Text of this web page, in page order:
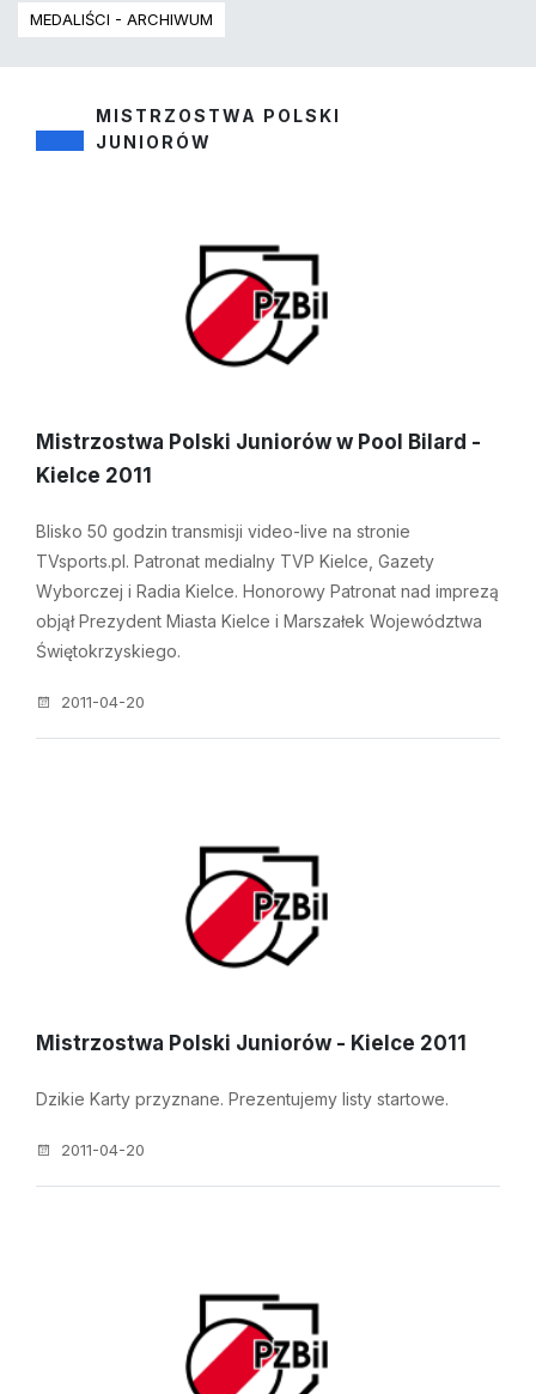
MEDALIŚCI - ARCHIWUM
MISTRZOSTWA POLSKI
JUNIORÓW
Mistrzostwa Polski Juniorów w Pool Bilard -
Kielce 2011
Blisko 50 godzin transmisji video-live na stronie
TVsports.pl. Patronat medialny TVP Kielce, Gazety
Wyborczej i Radia Kielce. Honorowy Patronat nad imprezą
objął Prezydent Miasta Kielce i Marszałek Województwa
Świętokrzyskiego.
2011-04-20
Mistrzostwa Polski Juniorów - Kielce 2011
Dzikie Karty przyznane. Prezentujemy listy startowe.
2011-04-20